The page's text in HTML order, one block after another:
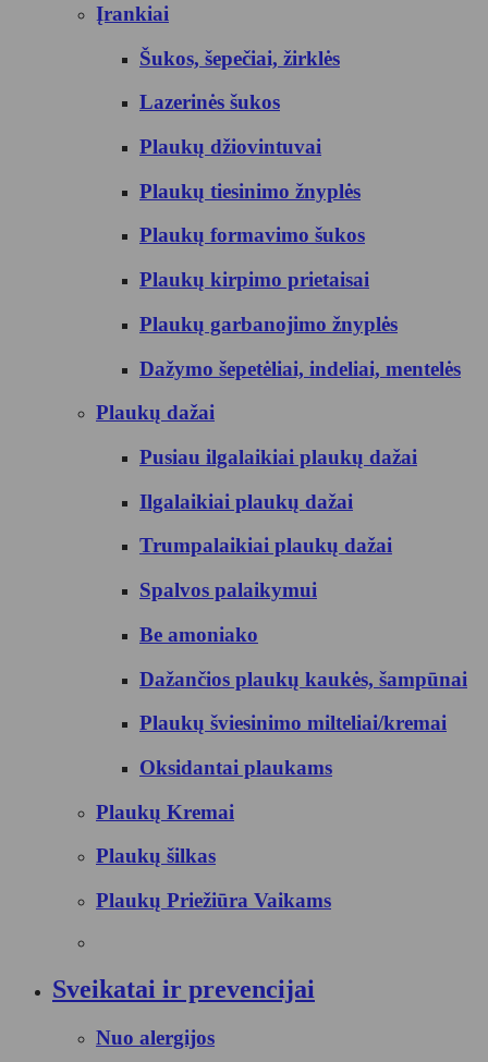
Įrankiai
Šukos, šepečiai, žirklės
Lazerinės šukos
Plaukų džiovintuvai
Plaukų tiesinimo žnyplės
Plaukų formavimo šukos
Plaukų kirpimo prietaisai
Plaukų garbanojimo žnyplės
Dažymo šepetėliai, indeliai, mentelės
Plaukų dažai
Pusiau ilgalaikiai plaukų dažai
Ilgalaikiai plaukų dažai
Trumpalaikiai plaukų dažai
Spalvos palaikymui
Be amoniako
Dažančios plaukų kaukės, šampūnai
Plaukų šviesinimo milteliai/kremai
Oksidantai plaukams
Plaukų Kremai
Plaukų šilkas
Plaukų Priežiūra Vaikams
Sveikatai ir prevencijai
Nuo alergijos